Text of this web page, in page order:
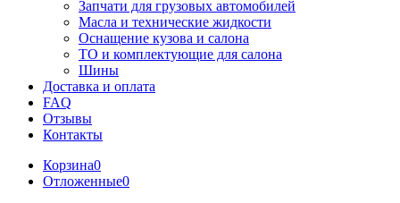
Запчати для грузовых автомобилей
Масла и технические жидкости
Оснащение кузова и салона
ТО и комплектующие для салона
Шины
Доставка и оплата
FAQ
Отзывы
Контакты
Корзина0
Отложенные0